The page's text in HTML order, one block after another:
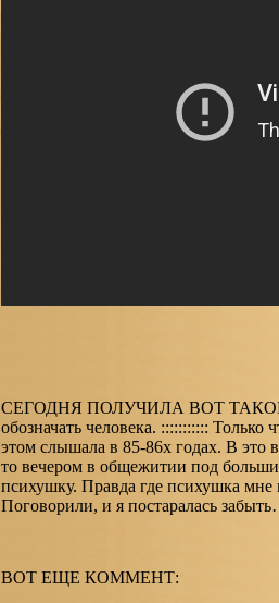
СЕГОДНЯ ПОЛУЧИЛА ВОТ ТАКОЙ
обозначать человека. :::::::::::
этом слышала в 85-86х годах. В это
то вечером в общежитии под
психушку. Правда где психушка
Поговорили, и я постаралась
ВОТ ЕЩЕ КОММЕНТ: